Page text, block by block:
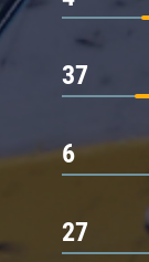
37
6
27